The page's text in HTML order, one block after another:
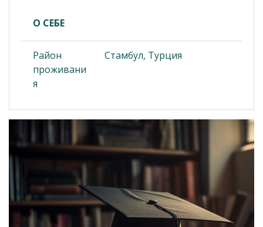
О СЕБЕ
Район
проживани
я
Стамбул, Турция